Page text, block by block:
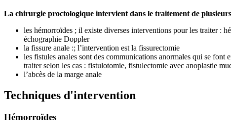
La chirurgie proctologique intervient dans le traitement de
les hémorroïdes ; il existe diverses interventions pour les traiter :
échographie Doppler
la fissure anale :; l’intervention est la fissurectomie
les fistules anales sont des communications anormales qui se font
traiter selon les cas : fistulotomie, fistulectomie avec anoplastie
l’abcès de la marge anale
Techniques d'intervention
Hémorroïdes